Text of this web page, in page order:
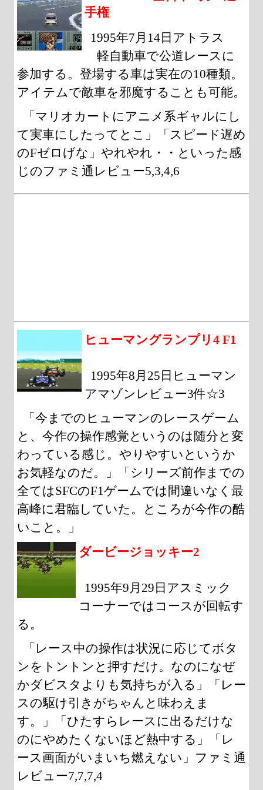
手権
1995年7月14日アトラス
軽自動車で公道レースに
参加する。登場する車は実在の10種類。
アイテムで敵車を邪魔することも可能。
「マリオカートにアニメ系ギャルにし
て実車にしたってとこ」「スピード遅め
のFゼロげな」やれやれ・・といった感
じのファミ通レビュー5,3,4,6
ヒューマングランプリ4 F1
1995年8月25日ヒューマン
アマゾンレビュー3件☆3
「今までのヒューマンのレースゲーム
と、今作の操作感覚というのは随分と変
わっている感じ。やりやすいというか
お気軽なのだ。」「シリーズ前作までの
全てはSFCのF1ゲームでは間違いなく最
高峰に君臨していた。ところが今作の酷
いこと。」
ダービージョッキー2
1995年9月29日アスミック
コーナーではコースが回転す
る。
「レース中の操作は状況に応じてボタ
ンをトントンと押すだけ。なのになぜ
かダビスタよりも気持ちが入る」「レー
スの駆け引きがちゃんと味わえま
す。」「ひたすらレースに出るだけな
のにやめたくないほど熱中する」「レ
ース画面がいまいち燃えない」ファミ通
レビュー7,7,7,4